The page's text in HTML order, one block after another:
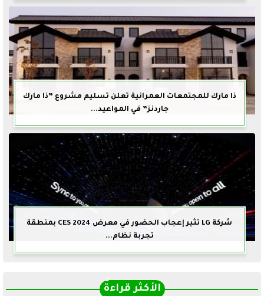
ذا مارك للمجتمعات العمرانية تعلن تسليم مشروع ”ذا مارك
جاردنز” في المواعيد...
شركة LG تثير إعجاب الحضور في معرض CES 2024 بمنطقة
تجربة نظام...
الأكثر قراءةً